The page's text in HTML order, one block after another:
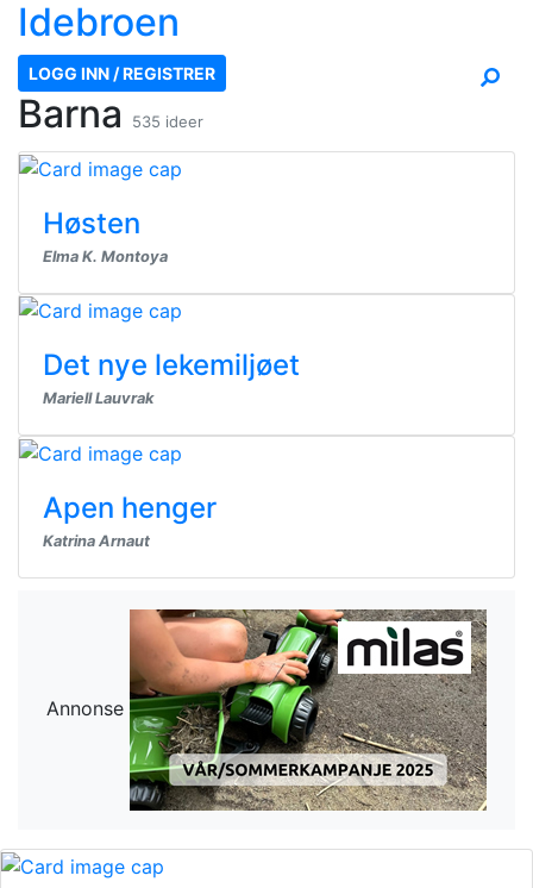
Idebroen
LOGG INN / REGISTRER
Barna 535 ideer
Høsten
Elma K. Montoya
Det nye lekemiljøet
Mariell Lauvrak
Apen henger
Katrina Arnaut
Annonse